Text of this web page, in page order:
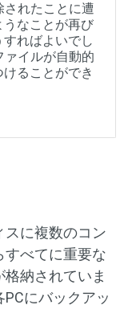
されたことに遭
なことが再び
ればよいでし
ァイルが自動的
ることができ
スに複数のコン
すべてに重要な
納されていま
にバックアッ